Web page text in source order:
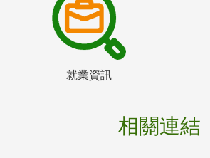
就業資訊
相關連結